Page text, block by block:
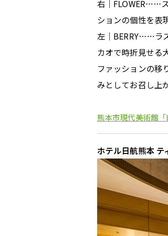
右｜FLOWER……
ションの個性を表
左｜BERRY……ラ
カオで時折見せる
ファッションの移
みとしてお召し上
熊本市現代美術館
ホテル日航熊本 テ